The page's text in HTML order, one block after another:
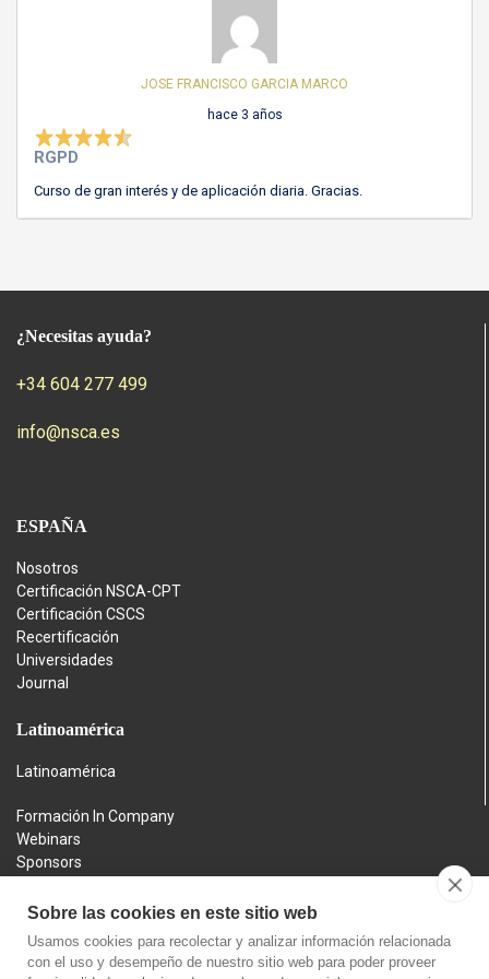
JOSE FRANCISCO GARCIA MARCO
hace 3 años
RGPD
Curso de gran interés y de aplicación diaria. Gracias.
¿Necesitas ayuda?
+34 604 277 499
info@nsca.es
ESPAÑA
Nosotros
Certificación NSCA-CPT
Certificación CSCS
Recertificación
Universidades
Journal
Latinoamérica
Latinoamérica
Formación In Company
Webinars
Sponsors
Aviso legal
Política de cookies
Sobre las cookies en este sitio web
Usamos cookies para recolectar y analizar información relacionada
con el uso y desempeño de nuestro sitio web para poder proveer